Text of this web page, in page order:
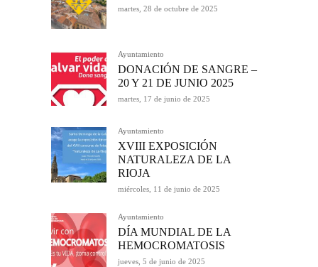
martes, 28 de octubre de 2025
Ayuntamiento
DONACIÓN DE SANGRE –
20 Y 21 DE JUNIO 2025
martes, 17 de junio de 2025
Ayuntamiento
XVIII EXPOSICIÓN
NATURALEZA DE LA
RIOJA
miércoles, 11 de junio de 2025
Ayuntamiento
DÍA MUNDIAL DE LA
HEMOCROMATOSIS
jueves, 5 de junio de 2025